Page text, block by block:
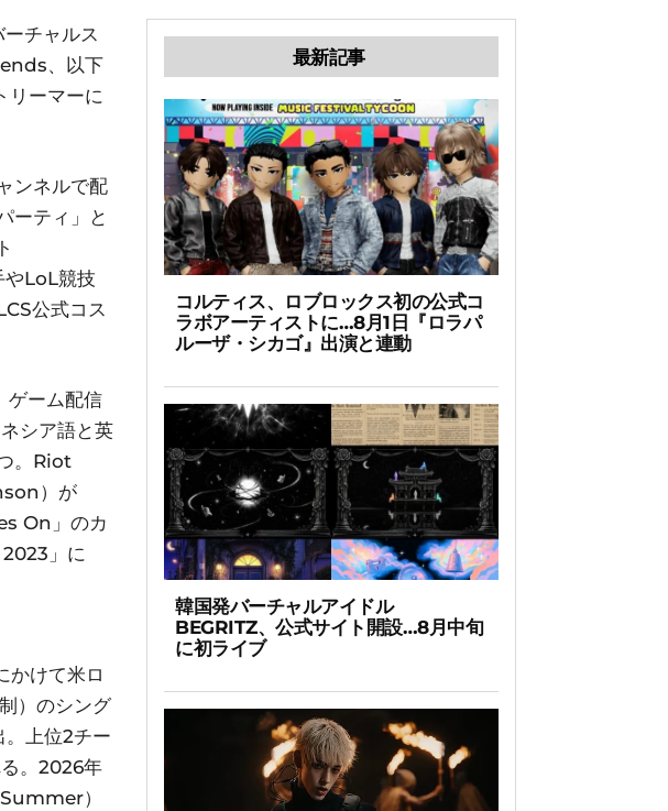
チャルス
、以下
リーマーに
ンネルで配
ーティ」と
LoL競技
公式コス
ゲーム配信
シア語と英
。Riot
）が
On」のカ
」に
かけて米ロ
）のシング
。上位2チー
。2026年
）
最新記事
コルティス、ロブロックス初の公式コ
ラボアーティストに…8月1日『ロラパ
ルーザ・シカゴ』出演と連動
韓国発バーチャルアイドル
BEGRITZ、公式サイト開設…8月中旬
に初ライブ